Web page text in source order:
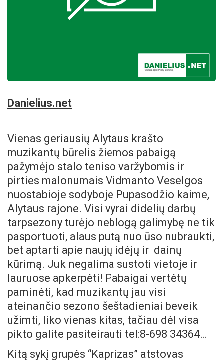
Danielius.net
Vienas geriausių Alytaus krašto
muzikantų būrelis žiemos pabaigą
pažymėjo stalo teniso varžybomis ir
pirties malonumais Vidmanto Veselgos
nuostabioje sodyboje Pupasodžio kaime,
Alytaus rajone. Visi vyrai didelių darbų
tarpsezony turėjo neblogą galimybę ne tik
pasportuoti, alaus putą nuo ūso nubraukti,
bet aptarti apie naujų idėjų ir dainų
kūrimą. Juk negalima sustoti vietoje ir
lauruose apkerpėti! Pabaigai vertėtų
paminėti, kad muzikantų jau visi
ateinančio sezono šeštadieniai beveik
užimti, liko vienas kitas, tačiau dėl visa
pikto galite pasiteirauti tel:8-698 34364…
Kitą sykį grupės “Kaprizas” atstovas